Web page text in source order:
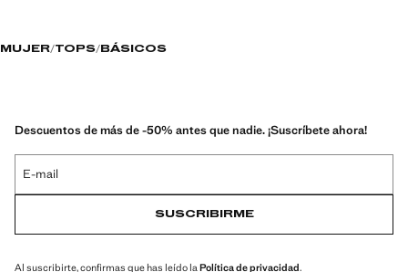
MUJER TOPS BÁSICOS
Descuentos de más de -50% antes que nadie. ¡Suscríbete ahora!
E-mail
SUSCRIBIRME
Al suscribirte, confirmas que has leído la Política de privacidad.